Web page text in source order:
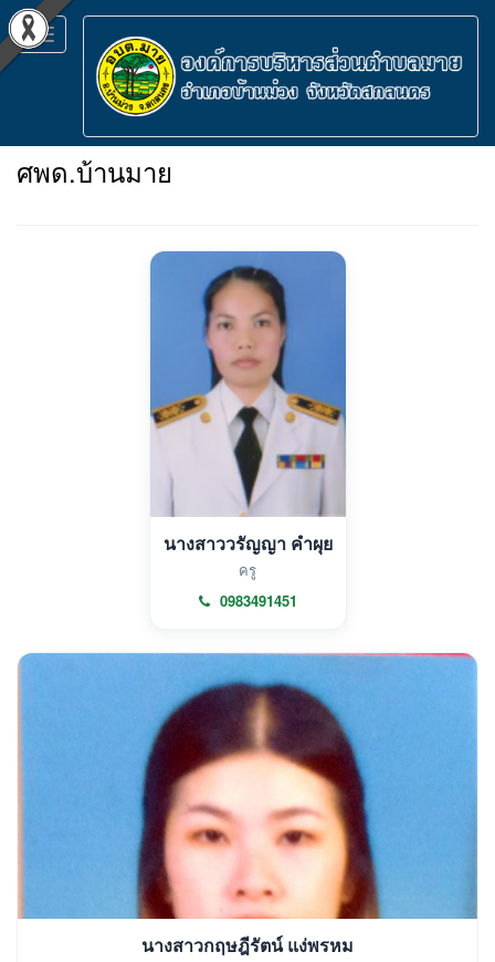
Toggle
navigation
ศพด.บ้านมาย
นางสาววรัญญา คำผุย
ครู
0983491451
นางสาวกฤษฎีรัตน์ แง่พรหม